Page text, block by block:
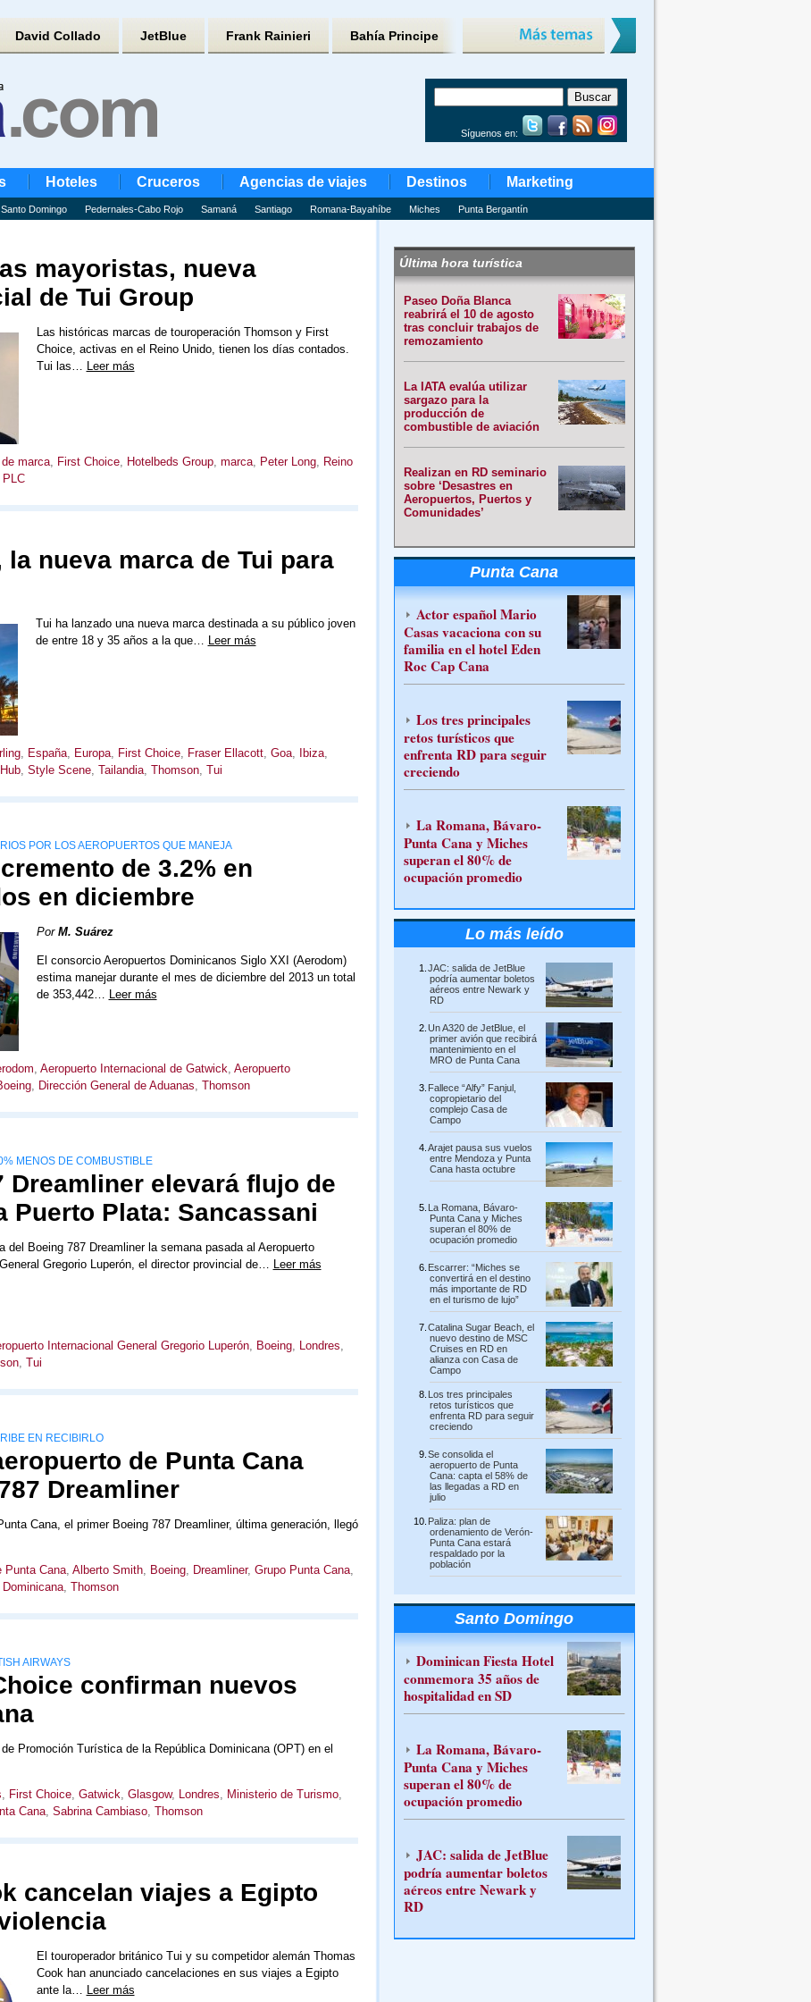
David Collado JetBlue Frank Rainieri Bahía Principe
Síguenos en:
Hoteles Cruceros Agencias de viajes Destinos Marketing
Santo Domingo Pedernales-Cabo Rojo Samaná Santiago Romana-Bayahíbe Miches Punta Bergantín
mayoristas, nueva
de Tui Group
Las históricas marcas de touroperación Thomson y First
Choice, activas en el Reino Unido, tienen los días contados.
Tui las… Leer más
marca, First Choice, Hotelbeds Group, marca, Peter Long, Reino
la nueva marca de Tui para
Tui ha lanzado una nueva marca destinada a su público joven
de entre 18 y 35 años a la que… Leer más
, España, Europa, First Choice, Fraser Ellacott, Goa, Ibiza,
, Style Scene, Tailandia, Thomson, Tui
POR LOS AEROPUERTOS QUE MANEJA
de 3.2% en
en diciembre
Por M. Suárez
El consorcio Aeropuertos Dominicanos Siglo XXI (Aerodom)
estima manejar durante el mes de diciembre del 2013 un total
de 353,442… Leer más
, Aeropuerto Internacional de Gatwick, Aeropuerto
, Dirección General de Aduanas, Thomson
MENOS DE COMBUSTIBLE
Dreamliner elevará flujo de
Puerto Plata: Sancassani
del Boeing 787 Dreamliner la semana pasada al Aeropuerto
Gregorio Luperón, el director provincial de… Leer más
Internacional General Gregorio Luperón, Boeing, Londres,
, Tui
EN RECIBIRLO
de Punta Cana
Dreamliner
Cana, el primer Boeing 787 Dreamliner, última generación, llegó
Punta Cana, Alberto Smith, Boeing, Dreamliner, Grupo Punta Cana,
Dominicana, Thomson
AIRWAYS
confirman nuevos
Promoción Turística de la República Dominicana (OPT) en el
, First Choice, Gatwick, Glasgow, Londres, Ministerio de Turismo,
Cana, Sabrina Cambiaso, Thomson
cancelan viajes a Egipto
El touroperador británico Tui y su competidor alemán Thomas
Cook han anunciado cancelaciones en sus viajes a Egipto
ante la… Leer más
Última hora turística
Paseo Doña Blanca
reabrirá el 10 de agosto
tras concluir trabajos de
remozamiento
La IATA evalúa utilizar
sargazo para la
producción de
combustible de aviación
Realizan en RD seminario
sobre ‘Desastres en
Aeropuertos, Puertos y
Comunidades’
Punta Cana
Actor español Mario
Casas vacaciona con su
familia en el hotel Eden
Roc Cap Cana
Los tres principales
retos turísticos que
enfrenta RD para seguir
creciendo
La Romana, Bávaro-
Punta Cana y Miches
superan el 80% de
ocupación promedio
Lo más leído
JAC: salida de JetBlue
podría aumentar boletos
aéreos entre Newark y
RD
Un A320 de JetBlue, el
primer avión que recibirá
mantenimiento en el
MRO de Punta Cana
Fallece “Alfy” Fanjul,
copropietario del
complejo Casa de
Campo
Arajet pausa sus vuelos
entre Mendoza y Punta
Cana hasta octubre
La Romana, Bávaro-
Punta Cana y Miches
superan el 80% de
ocupación promedio
Escarrer: “Miches se
convertirá en el destino
más importante de RD
en el turismo de lujo”
Catalina Sugar Beach, el
nuevo destino de MSC
Cruises en RD en
alianza con Casa de
Campo
Los tres principales
retos turísticos que
enfrenta RD para seguir
creciendo
Se consolida el
aeropuerto de Punta
Cana: capta el 58% de
las llegadas a RD en
julio
Paliza: plan de
ordenamiento de Verón-
Punta Cana estará
respaldado por la
población
Santo Domingo
Dominican Fiesta Hotel
conmemora 35 años de
hospitalidad en SD
La Romana, Bávaro-
Punta Cana y Miches
superan el 80% de
ocupación promedio
JAC: salida de JetBlue
podría aumentar boletos
aéreos entre Newark y
RD